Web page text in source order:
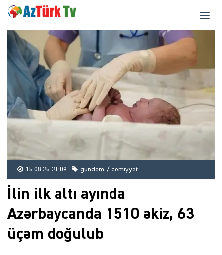
15.08.25 21:09 gundem / cemiyyet
İlin ilk altı ayında
Azərbaycanda 1510 əkiz, 63
üçəm doğulub